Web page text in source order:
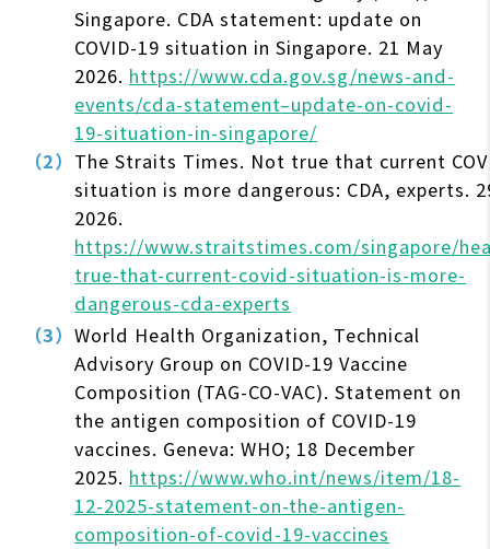
Singapore. CDA statement: update on
COVID-19 situation in Singapore. 21 May
2026. https://www.cda.gov.sg/news-and-
events/cda-statement–update-on-covid-
19-situation-in-singapore/
The Straits Times. Not true that current
situation is more dangerous: CDA, experts.
2026.
https://www.straitstimes.com/singapore/
true-that-current-covid-situation-is-more-
dangerous-cda-experts
World Health Organization, Technical
Advisory Group on COVID-19 Vaccine
Composition (TAG-CO-VAC). Statement on
the antigen composition of COVID-19
vaccines. Geneva: WHO; 18 December
2025. https://www.who.int/news/item/18-
12-2025-statement-on-the-antigen-
composition-of-covid-19-vaccines